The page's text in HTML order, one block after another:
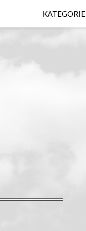
KATEGORIE